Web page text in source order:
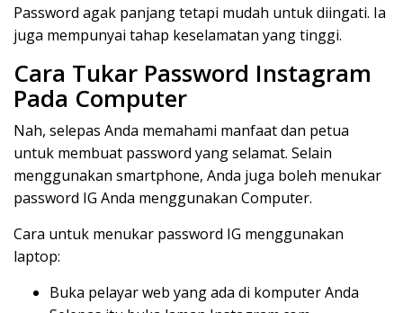
Password agak panjang tetapi mudah untuk diingati. Ia
juga mempunyai tahap keselamatan yang tinggi.
Cara Tukar Password Instagram
Pada Computer
Nah, selepas Anda memahami manfaat dan petua
untuk membuat password yang selamat. Selain
menggunakan smartphone, Anda juga boleh menukar
password IG Anda menggunakan Computer.
Cara untuk menukar password IG menggunakan
laptop:
Buka pelayar web yang ada di komputer Anda